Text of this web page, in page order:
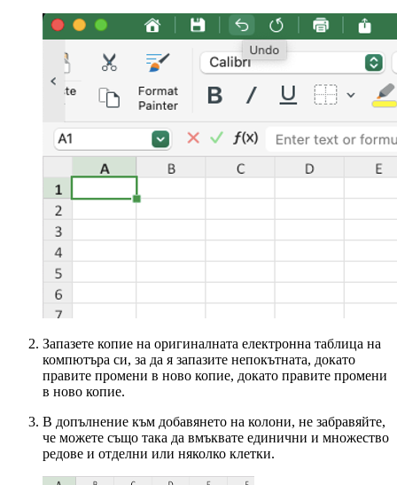
Запазете копие на оригиналната електронна таблица на
компютъра си, за да я запазите непокътната, докато
правите промени в ново копие, докато правите промени
в ново копие.
В допълнение към добавянето на колони, не забравяйте,
че можете също така да вмъквате единични и множество
редове и отделни или няколко клетки.